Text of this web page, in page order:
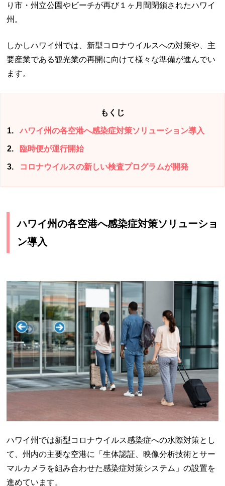
り市・州立公園やビーチが再び１ヶ月間閉鎖されたハワイ
州。
しかしハワイ州では、新型コロナウイルスへの対策や、主
要産業である観光業の再開に向けて様々な準備が進んでい
ます。
もくじ
1 ハワイ州の各空港へ感染症対策ソリューション導入
2 臨時便が運行開始
3 コロナウイルスの新しい検査プログラムが開発
ハワイ州の各空港へ感染症対策ソリューショ
ン導入
ハワイ州では新型コロナウイルス感染症への水際対策とし
て、州内の主要な空港に「生体認証、映像分析技術とサー
マルカメラを組み合わせた感染症対策システム」の設置を
進めています。